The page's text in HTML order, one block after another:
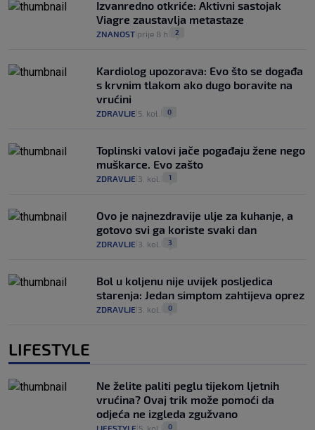
Izvanredno otkriće: Aktivni sastojak
Viagre zaustavlja metastaze
ZNANOST prije 8 h 2
Kardiolog upozorava: Evo što se događa
s krvnim tlakom ako dugo boravite na
vrućini
ZDRAVLJE 5. kol. 0
Toplinski valovi jače pogađaju žene nego
muškarce. Evo zašto
ZDRAVLJE 3. kol. 1
Ovo je najnezdravije ulje za kuhanje, a
gotovo svi ga koriste svaki dan
ZDRAVLJE 3. kol. 3
Bol u koljenu nije uvijek posljedica
starenja: Jedan simptom zahtijeva oprez
ZDRAVLJE 3. kol. 0
LIFESTYLE
Ne želite paliti peglu tijekom ljetnih
vrućina? Ovaj trik može pomoći da
odjeća ne izgleda zgužvano
0